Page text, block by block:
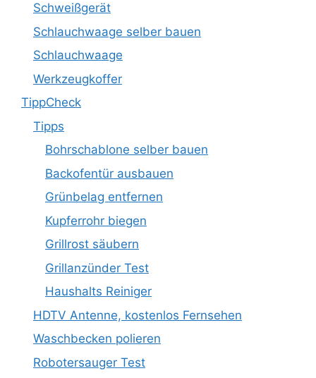
Schweißgerät
Schlauchwaage selber bauen
Schlauchwaage
Werkzeugkoffer
TippCheck
Tipps
Bohrschablone selber bauen
Backofentür ausbauen
Grünbelag entfernen
Kupferrohr biegen
Grillrost säubern
Grillanzünder Test
Haushalts Reiniger
HDTV Antenne, kostenlos Fernsehen
Waschbecken polieren
Robotersauger Test